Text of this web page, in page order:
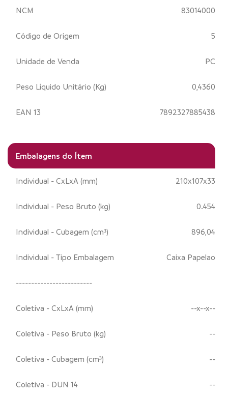
NCM 83014000
Código de Origem 5
Unidade de Venda PC
Peso Líquido Unitário (Kg) 0,4360
EAN 13 7892327885438
Embalagens do Ítem
Individual - CxLxA (mm) 210x107x33
Individual - Peso Bruto (kg) 0.454
Individual - Cubagem (cm³) 896,04
Individual - Tipo Embalagem Caixa Papelao
-------------------------
Coletiva - CxLxA (mm) --x--x--
Coletiva - Peso Bruto (kg) --
Coletiva - Cubagem (cm³) --
Coletiva - DUN 14 --